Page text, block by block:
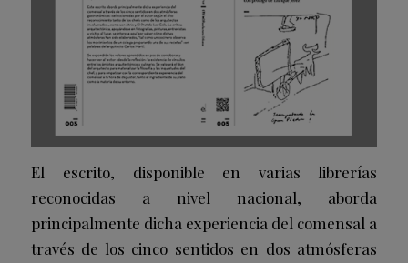
El escrito, disponible en varias librerías
reconocidas a nivel nacional, aborda
principalmente dicha experiencia del comensal a
través de los cinco sentidos en dos atmósferas